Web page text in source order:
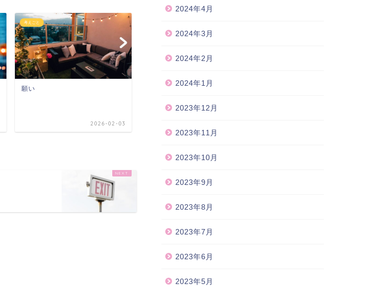
考えごと
願い
2026-02-03
休日、海を見る
2024年4月
2024年3月
2024年2月
2024年1月
2023年12月
2023年11月
2023年10月
2023年9月
2023年8月
2023年7月
2023年6月
2023年5月